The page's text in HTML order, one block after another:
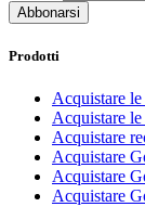
Abbonarsi
Prodotti
Acquistare
Acquistare
Acquistare
Acquistare
Acquistare
Acquistare